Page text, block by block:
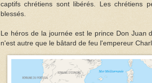
captifs chrétiens sont libérés. Les chrétiens
blessés.
Le héros de la journée est le prince Don Juan
n'est autre que le bâtard de feu l'empereur